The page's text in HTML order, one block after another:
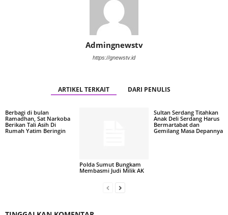
Admingnewstv
https://gnewstv.id
ARTIKEL TERKAIT DARI PENULIS
Berbagi di bulan
Ramadhan, Sat Narkoba
Berikan Tali Asih Di
Rumah Yatim Beringin
Polda Sumut Bungkam
Membasmi Judi Milik AK
Sultan Serdang Titahkan
Anak Deli Serdang Harus
Bermartabat dan
Gemilang Masa Depannya